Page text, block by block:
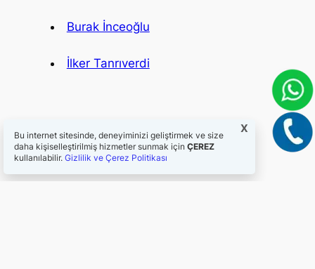
Burak İnceoğlu
İlker Tanrıverdi
Bu internet sitesinde, deneyiminizi geliştirmek ve size
daha kişiselleştirilmiş hizmetler sunmak için ÇEREZ
kullanılabilir. Gizlilik ve Çerez Politikası
X